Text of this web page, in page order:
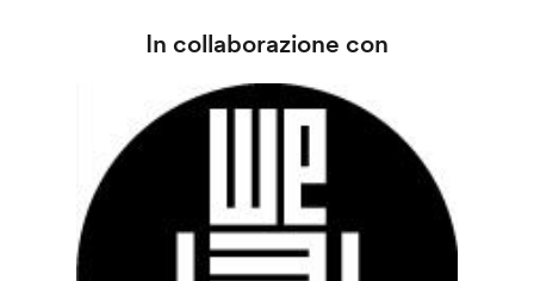
In collaborazione con